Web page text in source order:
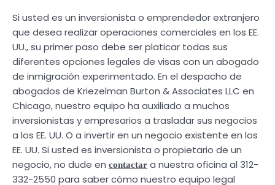
Si usted es un inversionista o emprendedor extranjero
que desea realizar operaciones comerciales en los EE.
UU., su primer paso debe ser platicar todas sus
diferentes opciones legales de visas con un abogado
de inmigración experimentado. En el despacho de
abogados de Kriezelman Burton & Associates LLC en
Chicago, nuestro equipo ha auxiliado a muchos
inversionistas y empresarios a trasladar sus negocios
a los EE. UU. O a invertir en un negocio existente en los
EE. UU. Si usted es inversionista o propietario de un
negocio, no dude en contactar a nuestra oficina al 312-
332-2550 para saber cómo nuestro equipo legal